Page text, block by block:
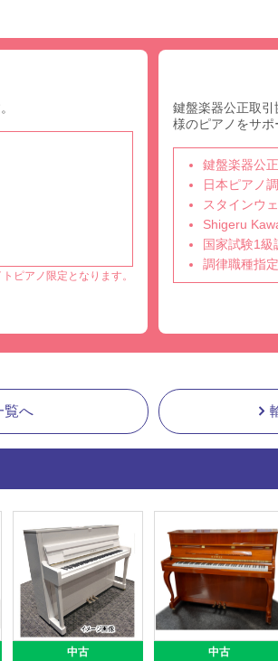
ピアノ限定となります。
鍵盤楽器公正取
様のピアノをサポ
鍵盤楽器公
日本ピアノ
スタインウ
Shigeru
国家試験1
調律職種指
覧へ
中古 中古